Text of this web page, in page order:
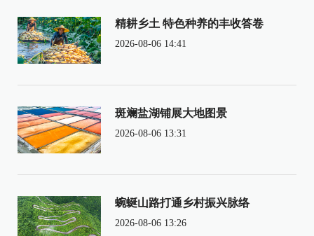
精耕乡土 特色种养的丰收答卷
2026-08-06 14:41
斑斓盐湖铺展大地图景
2026-08-06 13:31
蜿蜒山路打通乡村振兴脉络
2026-08-06 13:26